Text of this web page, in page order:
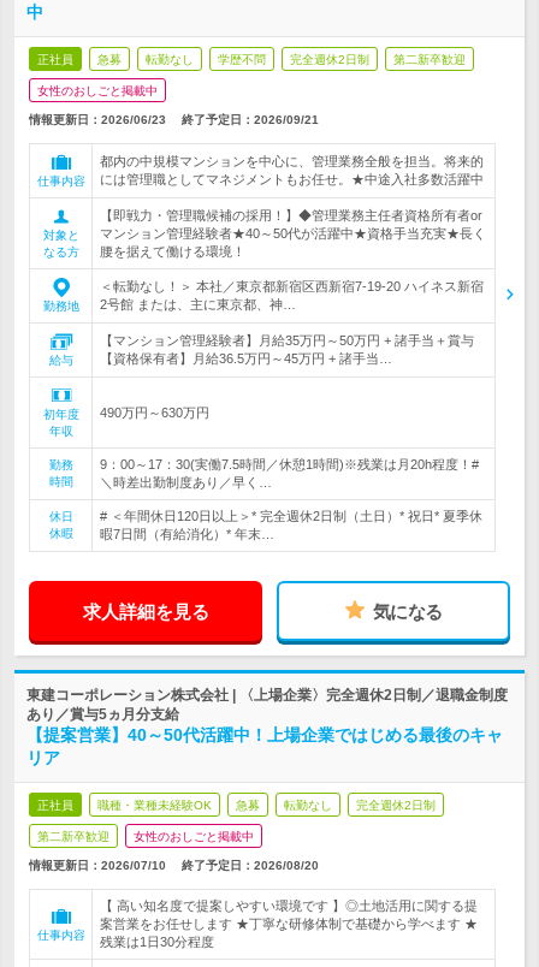
中
正社員 急募 転勤なし 学歴不問 完全週休2日制 第二新卒歓迎
女性のおしごと掲載中
情報更新日：2026/06/23 終了予定日： 2026/09/21
仕事内容
都内の中規模マンションを中心に、管理業務全般を担当。将来的
には管理職としてマネジメントもお任せ。★中途入社多数活躍中
対象と
なる方
【即戦力・管理職候補の採用！】◆管理業務主任者資格所有者or
マンション管理経験者★40～50代が活躍中★資格手当充実★長く
腰を据えて働ける環境！
勤務地
＜転勤なし！＞ 本社／東京都新宿区西新宿7-19-20 ハイネス新宿
2号館 または、主に東京都、神…
給与
【マンション管理経験者】月給35万円～50万円 + 諸手当＋賞与
【資格保有者】月給36.5万円～45万円 + 諸手当…
初年度
年収
490万円～630万円
勤務
時間
9：00～17：30(実働7.5時間／休憩1時間)※残業は月20h程度！#
＼時差出勤制度あり／早く…
休日
休暇
# ＜年間休日120日以上＞* 完全週休2日制（土日）* 祝日* 夏季休
暇7日間（有給消化）* 年末…
求人詳細を見る 気になる
東建コーポレーション株式会社 | 〈上場企業〉完全週休2日制／退職金制度
あり／賞与5ヵ月分支給
【提案営業】40～50代活躍中！上場企業ではじめる最後のキャ
リア
正社員 職種・業種未経験OK 急募 転勤なし 完全週休2日制
第二新卒歓迎 女性のおしごと掲載中
情報更新日：2026/07/10 終了予定日： 2026/08/20
仕事内容
【 高い知名度で提案しやすい環境です 】◎土地活用に関する提
案営業をお任せします ★丁寧な研修体制で基礎から学べます ★
残業は1日30分程度